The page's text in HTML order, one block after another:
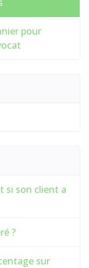
pour
si son client a
?
sur